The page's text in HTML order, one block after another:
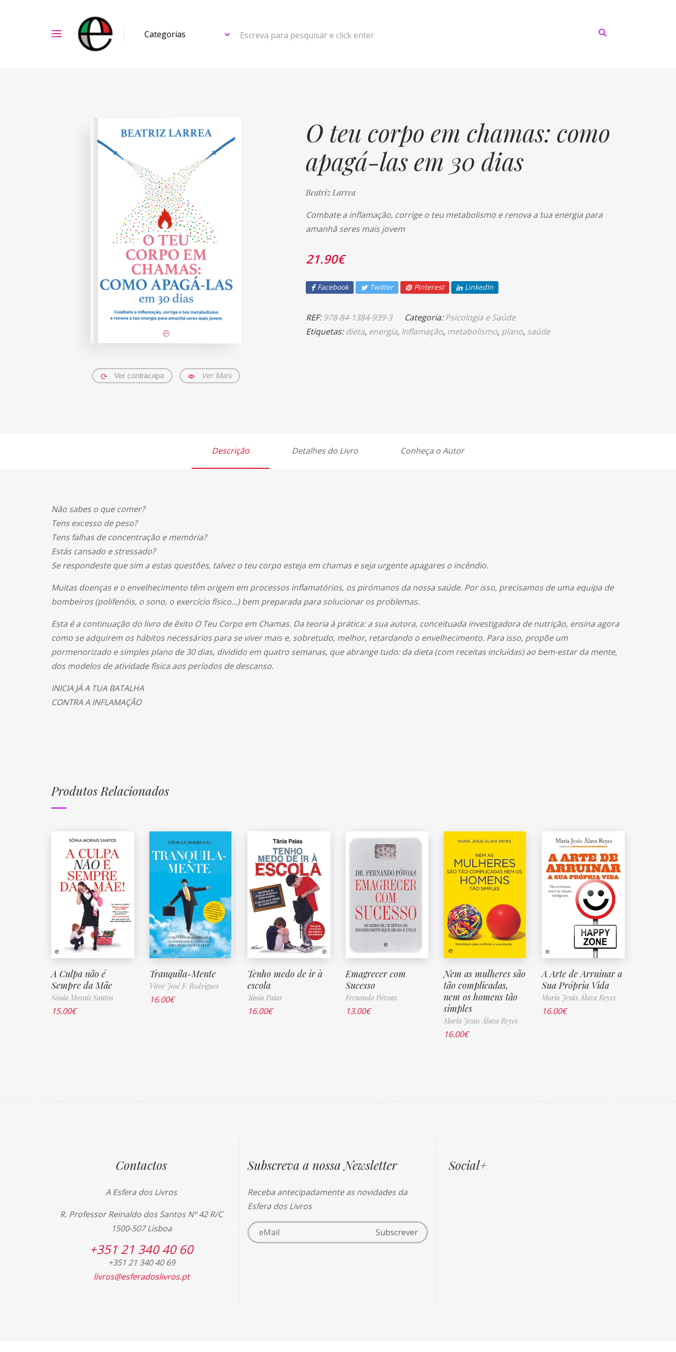
Escreva para pesquisar e click enter
Ver contracapa Ver Mais
O teu corpo em chamas: como
apagá-las em 30 dias
Beatriz Larrea
Combate a inflamação, corrige o teu metabolismo e renova a tua energia para
amanhã seres mais jovem
21.90€
Facebook Twitter Pinterest LinkedIn
REF:978-84-1384-939-3 Categoria:Psicologia e Saúde
Etiquetas:dieta, energia, Inflamação, metabolismo, plano, saúde
Descrição Detalhes do Livro Conheça o Autor
Não sabes o que comer?
Tens excesso de peso?
Tens falhas de concentração e memória?
Estás cansado e stressado?
Se respondeste que sim a estas questões, talvez o teu corpo esteja em chamas e seja urgente apagares o incêndio.
Muitas doenças e o envelhecimento têm origem em processos inflamatórios, os pirómanos da nossa saúde. Por isso, precisamos de uma equipa de
bombeiros (polifenóis, o sono, o exercício físico…) bem preparada para solucionar os problemas.
Esta é a continuação do livro de êxito O Teu Corpo em Chamas. Da teoria à prática: a sua autora, conceituada investigadora de nutrição, ensina agora
como se adquirem os hábitos necessários para se viver mais e, sobretudo, melhor, retardando o envelhecimento. Para isso, propõe um
pormenorizado e simples plano de 30 dias, dividido em quatro semanas, que abrange tudo: da dieta (com receitas incluídas) ao bem-estar da mente,
dos modelos de atividade física aos períodos de descanso.
INICIA JÁ A TUA BATALHA
CONTRA A INFLAMAÇÃO
Produtos Relacionados
A Culpa não é
Sempre da Mãe
Sónia Morais Santos
15.00€
Tranquila-Mente
Vítor José F. Rodrigues
16.00€
Tenho medo de ir à
escola
Tânia Paias
16.00€
Emagrecer com
Sucesso
Fernando Póvoas
13.00€
Nem as mulheres são
tão complicadas,
nem os homens tão
simples
María Jesús Álava Reyes
16.00€
A Arte de Arruinar a
Sua Própria Vida
María Jesús Álava Reyes
16.00€
Contactos
A Esfera dos Livros
R. Professor Reinaldo dos Santos Nº 42 R/C
1500-507 Lisboa
+351 21 340 40 60
+351 21 340 40 69
livros@esferadoslivros.pt
Subscreva a nossa Newsletter
Receba antecipadamente as novidades da
Esfera dos Livros
Social+